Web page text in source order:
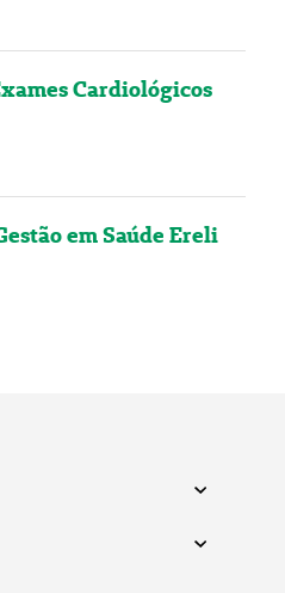
Cardiológicos
em Saúde Ereli